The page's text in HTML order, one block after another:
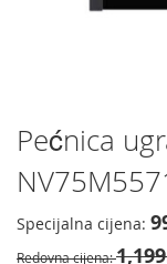
Preskočite
na
početak
galerije
slika
Pećnica
Specijalna cijena
Redovna cijena